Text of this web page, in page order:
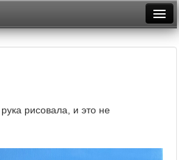
рисовала, и это не